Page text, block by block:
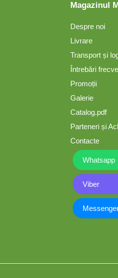
Magazinul
Despre noi
Livrare
Transport și
Întrebări
Promoții
Galerie
Catalog.pdf
Parteneri și
Contacte
Whatsapp
Viber